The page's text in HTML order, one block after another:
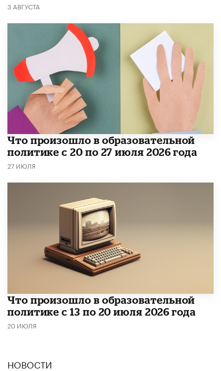
3 АВГУСТА
​Что произошло в образовательной
политике с 20 по 27 июля 2026 года
27 ИЮЛЯ
Что произошло в образовательной
политике с 13 по 20 июля 2026 года
20 ИЮЛЯ
НОВОСТИ